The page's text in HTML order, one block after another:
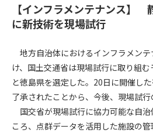
見たもん勝ち
会員登録について
サポーター会員一覧
会社概要 お問い
会員規約
【インフラメンテナンス】
に新技術を現場試行
地方自治体におけるインフラメン
け、国土交通省は現場試行に取り組
と徳島県を選定した。20日に開催し
了承されたことから、今後、現場試行
国交省が現場試行に協力可能な自
ころ、点群データを活用した施設の
第1条（規約の目的）
会員サービスの利用条件等につい
2. 管理者が建設資料館WEB上で随時
一部を構成するものとします。
第2条（規約の変更）
本規約は、会員の了承を得ることな
あります。変更内容は、建設資料館